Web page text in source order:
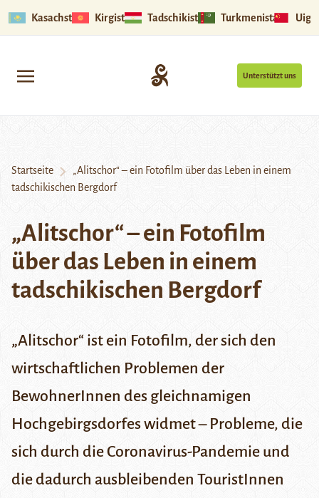
Kasachstan Kirgistan Tadschikistan Turkmenistan
Unterstützt uns
Startseite
„Alitschor“ – ein Fotofilm über das Leben in einem
tadschikischen Bergdorf
„Alitschor“ – ein Fotofilm
über das Leben in einem
tadschikischen Bergdorf
„Alitschor“ ist ein Fotofilm, der sich den
wirtschaftlichen Problemen der
BewohnerInnen des gleichnamigen
Hochgebirgsdorfes widmet – Probleme, die
sich durch die Coronavirus-Pandemie und
die dadurch ausbleibenden TouristInnen